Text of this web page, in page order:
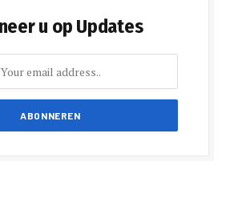
u op Updates